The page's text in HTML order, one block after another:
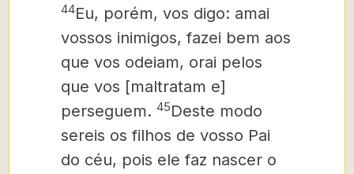
44Eu, porém, vos digo: amai
vossos inimigos, fazei bem aos
que vos odeiam, orai pelos
que vos [maltratam e]
perseguem. 45Deste modo
sereis os filhos de vosso Pai
do céu, pois ele faz nas­cer o